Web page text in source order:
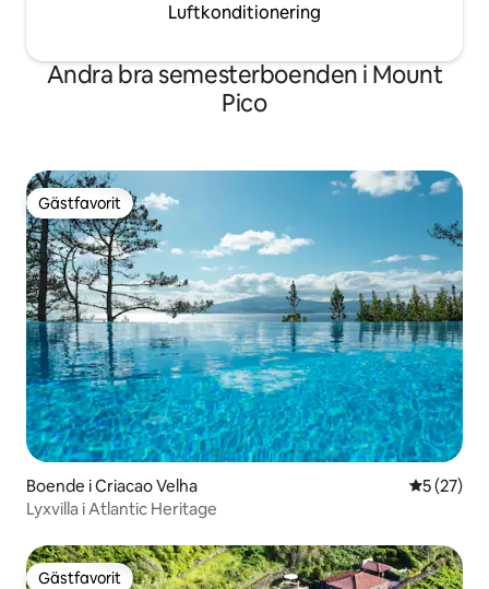
Luftkonditionering
Andra bra semesterboenden i Mount
Pico
Gästfavorit
Gästfavorit
Boende i Criacao Velha 5 av 5 i
5 (27)
Lyxvilla i Atlantic Heritage
Gästfavorit